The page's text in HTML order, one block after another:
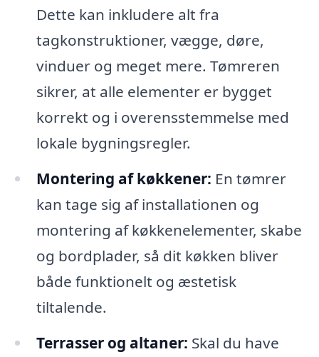
Dette kan inkludere alt fra
tagkonstruktioner, vægge, døre,
vinduer og meget mere. Tømreren
sikrer, at alle elementer er bygget
korrekt og i overensstemmelse med
lokale bygningsregler.
Montering af køkkener: En tømrer
kan tage sig af installationen og
montering af køkkenelementer, skabe
og bordplader, så dit køkken bliver
både funktionelt og æstetisk
tiltalende.
Terrasser og altaner: Skal du have